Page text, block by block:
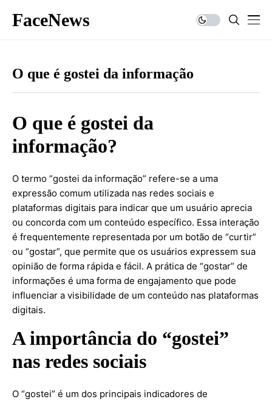
FaceNews
O que é gostei da informação
O que é gostei da
informação?
O termo “gostei da informação” refere-se a uma
expressão comum utilizada nas redes sociais e
plataformas digitais para indicar que um usuário aprecia
ou concorda com um conteúdo específico. Essa interação
é frequentemente representada por um botão de “curtir”
ou “gostar”, que permite que os usuários expressem sua
opinião de forma rápida e fácil. A prática de “gostar” de
informações é uma forma de engajamento que pode
influenciar a visibilidade de um conteúdo nas plataformas
digitais.
A importância do “gostei”
nas redes sociais
O “gostei” é um dos principais indicadores de